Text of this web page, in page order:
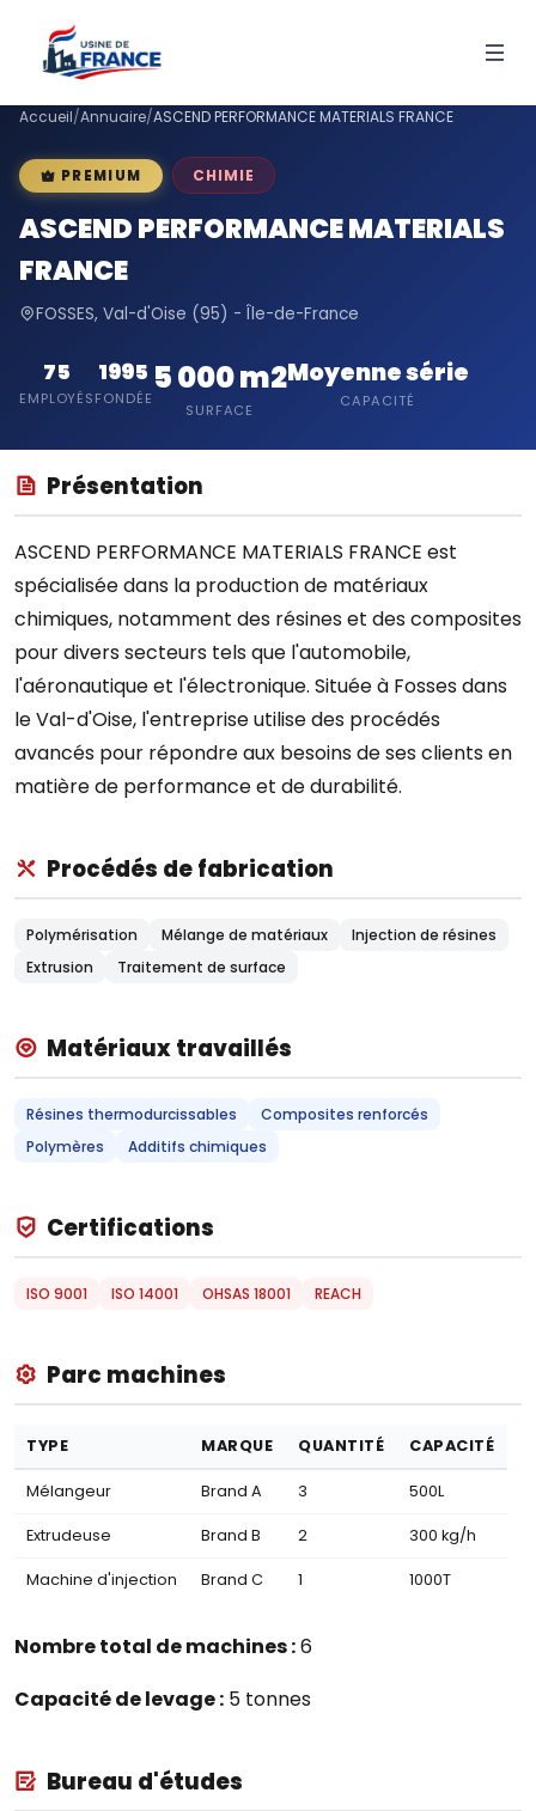
Accueil/Annuaire/ASCEND PERFORMANCE MATERIALS FRANCE
PREMIUM CHIMIE
ASCEND PERFORMANCE MATERIALS
FRANCE
FOSSES, Val-d'Oise (95) - Île-de-France
75
EMPLOYÉS
1995
FONDÉE
5 000 m2
SURFACE
Moyenne série
CAPACITÉ
Présentation
ASCEND PERFORMANCE MATERIALS FRANCE est
spécialisée dans la production de matériaux
chimiques, notamment des résines et des composites
pour divers secteurs tels que l'automobile,
l'aéronautique et l'électronique. Située à Fosses dans
le Val-d'Oise, l'entreprise utilise des procédés
avancés pour répondre aux besoins de ses clients en
matière de performance et de durabilité.
Procédés de fabrication
Polymérisation Mélange de matériaux
Injection de résines
Extrusion
Traitement de surface
Matériaux travaillés
Résines thermodurcissables
Composites renforcés
Polymères
Additifs chimiques
Certifications
ISO 9001 ISO 14001 OHSAS 18001 REACH
Parc machines
TYPE MARQUE QUANTITÉ CAPACITÉ
Mélangeur Brand A 3 500L
Extrudeuse Brand B 2 300 kg/h
Machine d'injection Brand C 1 1000T
Nombre total de machines :6
Capacité de levage : 5 tonnes
Bureau d'études